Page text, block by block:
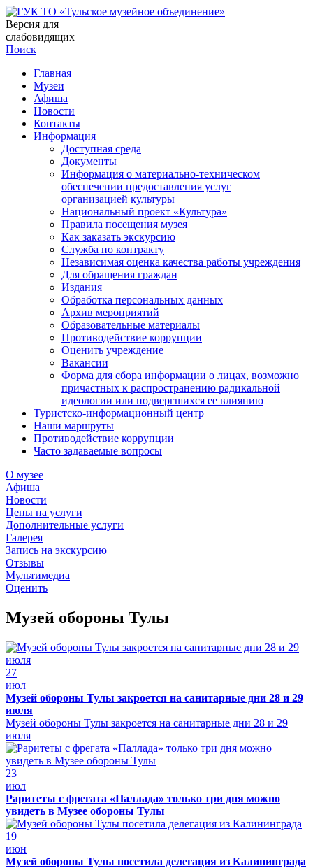
Версия для
слабовидящих
Поиск
Главная
Музеи
Афиша
Новости
Контакты
Информация
Доступная среда
Документы
Информация о материально-техническом
обеспечении предоставления услуг
организацией культуры
Национальный проект «Культура»
Правила посещения музея
Как заказать экскурсию
Служба по контракту
Независимая оценка качества работы учреждения
Для обращения граждан
Издания
Обработка персональных данных
Архив мероприятий
Образовательные материалы
Противодействие коррупции
Оценить учреждение
Вакансии
Форма для сбора информации о лицах, возможно
причастных к распространению радикальной
идеологии или подвергшихся ее влиянию
Туристско-информационный центр
Наши маршруты
Противодействие коррупции
Часто задаваемые вопросы
О музее
Афиша
Новости
Цены на услуги
Дополнительные услуги
Галерея
Запись на экскурсию
Отзывы
Мультимедиа
Оценить
Музей обороны Тулы
27
июл
Музей обороны Тулы закроется на санитарные дни 28 и 29
июля
Музей обороны Тулы закроется на санитарные дни 28 и 29
июля
23
июл
Раритеты с фрегата «Паллада» только три дня можно
увидеть в Музее обороны Тулы
19
июн
Музей обороны Тулы посетила делегация из Калининграда